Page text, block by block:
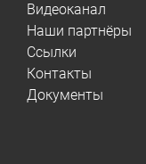
Видеоканал
Наши партнёры
Ссылки
Контакты
Документы